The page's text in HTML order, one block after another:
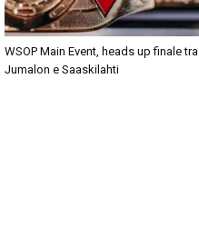
WSOP Main Event, heads up finale tra
Jumalon e Saaskilahti